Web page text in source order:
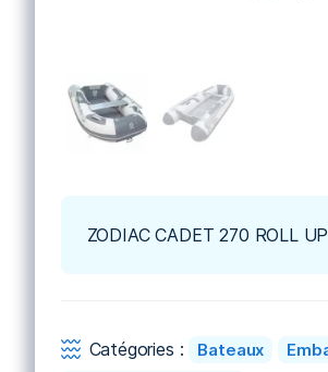
ZODIAC CADET 270 ROLL UP
Catégories : Bateaux